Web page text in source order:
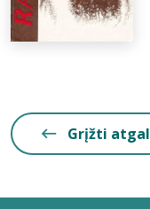
Grįžti atgal